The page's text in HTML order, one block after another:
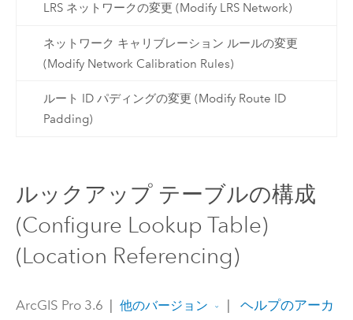
LRS ネットワークの変更 (Modify LRS Network)
ネットワーク キャリブレーション ルールの変更
(Modify Network Calibration Rules)
ルート ID パディングの変更 (Modify Route ID
Padding)
ルックアップ テーブルの構成
(Configure Lookup Table)
(Location Referencing)
ArcGIS Pro 3.6 他のバージョン
ヘルプのアーカ